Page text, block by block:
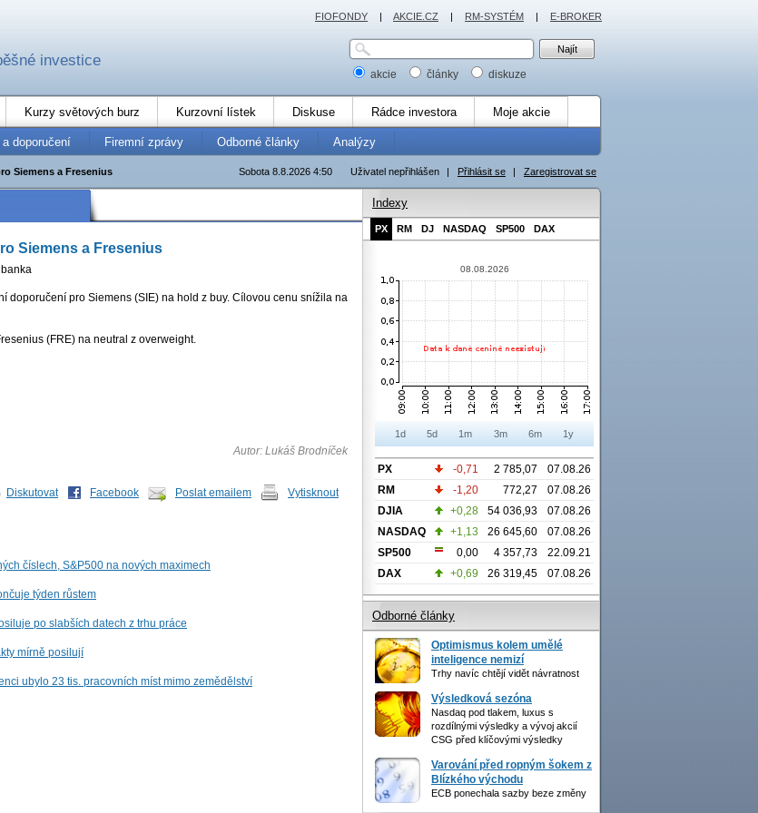
investice
akcie články diskuze
Kurzy světových burz Kurzovní lístek Diskuse Rádce investora Moje akcie
a doporučení Firemní zprávy Odborné články Analýzy
Uživatel nepřihlášen | Přihlásit se | Zaregistrovat se
Sobota 8.8.2026 4:50
Siemens a Fresenius
Siemens a Fresenius
banka
doporučení pro Siemens (SIE) na hold z buy. Cílovou cenu snížila na
(FRE) na neutral z overweight.
Autor: Lukáš Brodníček
Diskutovat Facebook Poslat emailem Vytisknout
číslech, S&P500 na nových maximech
týden růstem
po slabších datech z trhu práce
mírně posilují
ubylo 23 tis. pracovních míst mimo zemědělství
Indexy
PX RM DJ NASDAQ SP500 DAX
08.08.2026
1d 5d 1m 3m 6m 1y
PX -0,71 2 785,07
07.08.26
RM
-1,20 772,27
07.08.26
DJIA
+0,28 54 036,93
07.08.26
NASDAQ
+1,13 26 645,60
07.08.26
SP500
0,00 4 357,73
22.09.21
DAX
+0,69 26 319,45 07.08.26
Odborné články
Optimismus kolem umělé
inteligence nemizí
Trhy navíc chtějí vidět návratnost
Výsledková sezóna
Nasdaq pod tlakem, luxus s
rozdílnými výsledky a vývoj akcií
CSG před klíčovými výsledky
Varování před ropným šokem z
Blízkého východu
ECB ponechala sazby beze změny
FIOFONDY | AKCIE.CZ | RM-SYSTÉM | E-BROKER